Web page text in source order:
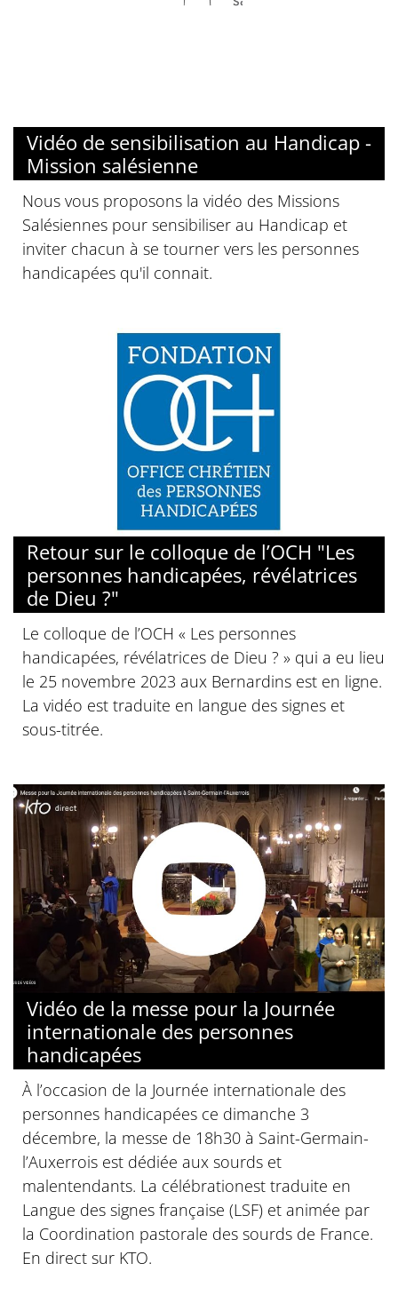
Vidéo de sensibilisation au Handicap -
Mission salésienne
Nous vous proposons la vidéo des Missions
Salésiennes pour sensibiliser au Handicap et
inviter chacun à se tourner vers les personnes
handicapées qu'il connait.
Retour sur le colloque de l’OCH "Les
personnes handicapées, révélatrices
de Dieu ?"
Le colloque de l’OCH « Les personnes
handicapées, révélatrices de Dieu ? » qui a eu lieu
le 25 novembre 2023 aux Bernardins est en ligne.
La vidéo est traduite en langue des signes et
sous-titrée.
Vidéo de la messe pour la Journée
internationale des personnes
handicapées
À l’occasion de la Journée internationale des
personnes handicapées ce dimanche 3
décembre, la messe de 18h30 à Saint-Germain-
l’Auxerrois est dédiée aux sourds et
malentendants. La célébrationest traduite en
Langue des signes française (LSF) et animée par
la Coordination pastorale des sourds de France.
En direct sur KTO.